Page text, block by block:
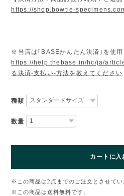
https://shop.bowtie-
※当店は｢BASEかんたん決済｣を使用
https://help.thebase.in/hc/ja/
る決済-支払い-方法を教えてください
種類
数量
カートに入
※この商品は2点までのご注文とさせてい
※この商品は送料無料です。